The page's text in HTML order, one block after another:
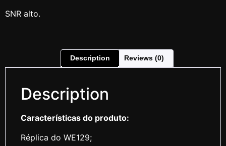
SNR alto.
Description Reviews (0)
Description
Características do produto:
Réplica do WE129;